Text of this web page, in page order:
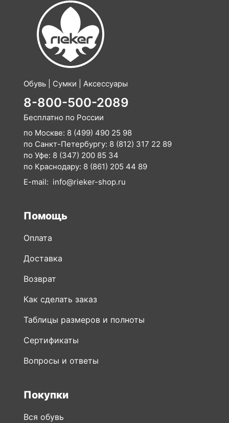
Обувь | Сумки | Аксессуары
8-800-500-2089
Бесплатно по России
по Москве: 8 (499) 490 25 98
по Санкт-Петербургу: 8 (812) 317 22 89
по Уфе: 8 (347) 200 85 34
по Краснодару: 8 (861) 205 44 89
E-mail: info@rieker-shop.ru
Помощь
Оплата
Доставка
Возврат
Как сделать заказ
Таблицы размеров и полноты
Сертификаты
Вопросы и ответы
Покупки
Вся обувь